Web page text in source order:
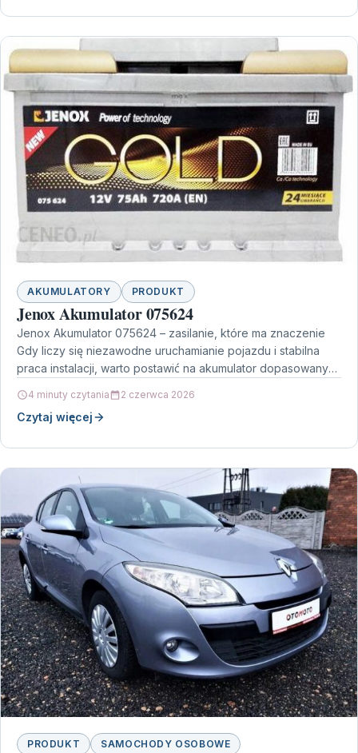
AKUMULATORY PRODUKT
Jenox Akumulator 075624
Jenox Akumulator 075624 – zasilanie, które ma znaczenie
Gdy liczy się niezawodne uruchamianie pojazdu i stabilna
praca instalacji, warto postawić na akumulator dopasowany
4 minuty czytania 2 czerwca 2026
Czytaj więcej
PRODUKT SAMOCHODY OSOBOWE